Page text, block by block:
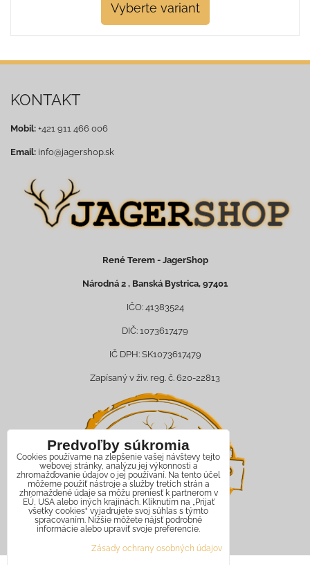
Vyberte variant
KONTAKT
Mobil: +421 911 466 006
Email: info@jagershop.sk
René Terem - JagerShop
Národná 2 , Banská Bystrica, 97401
IČO: 41383524
DIČ: 1073617479
IČ DPH: SK1073617479
Zapísaný v živ. reg. č. 620-22813
Predvoľby súkromia
Cookies používame na zlepšenie vašej návštevy tejto
webovej stránky, analýzu jej výkonnosti a
zhromažďovanie údajov o jej používaní. Na tento účel
môžeme použiť nástroje a služby tretích strán a
zhromaždené údaje sa môžu preniesť k partnerom v
EÚ, USA alebo iných krajinách. Kliknutím na „Prijať
všetky cookies“ vyjadrujete svoj súhlas s týmto
spracovaním. Nižšie môžete nájsť podrobné
informácie alebo upraviť svoje preferencie.
Zásady ochrany osobných údajov